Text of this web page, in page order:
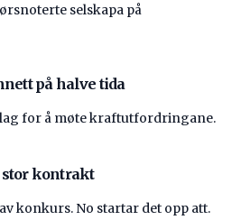
selskapa på
på halve tida
for å møte kraftutfordringane.
kontrakt
konkurs. No startar det opp att.